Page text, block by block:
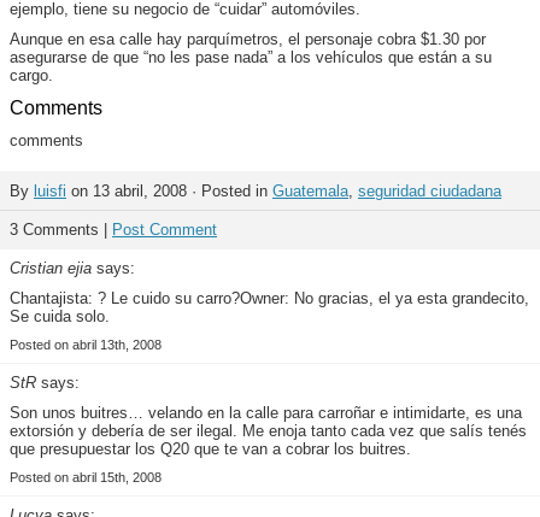
ejemplo, tiene su negocio de “cuidar” automóviles.
Aunque en esa calle hay parquímetros, el personaje cobra $1.30 por
asegurarse de que “no les pase nada” a los vehículos que están a su
cargo.
Comments
comments
By luisfi on 13 abril, 2008 · Posted in Guatemala, seguridad ciudadana
3 Comments | Post Comment
Cristian ejia says:
Chantajista: ? Le cuido su carro?Owner: No gracias, el ya esta grandecito,
Se cuida solo.
Posted on abril 13th, 2008
StR says:
Son unos buitres… velando en la calle para carroñar e intimidarte, es una
extorsión y debería de ser ilegal. Me enoja tanto cada vez que salís tenés
que presupuestar los Q20 que te van a cobrar los buitres.
Posted on abril 15th, 2008